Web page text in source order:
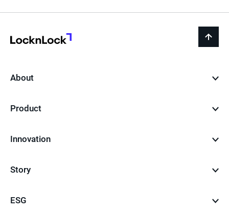
이
back
About
Product
Innovation
Story
ESG